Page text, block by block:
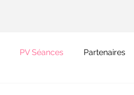
PV Séances Partenaires